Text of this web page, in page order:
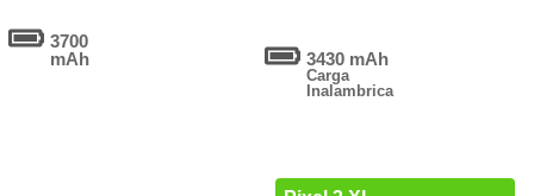
3700
mAh
3430 mAh
Carga
Inalambrica